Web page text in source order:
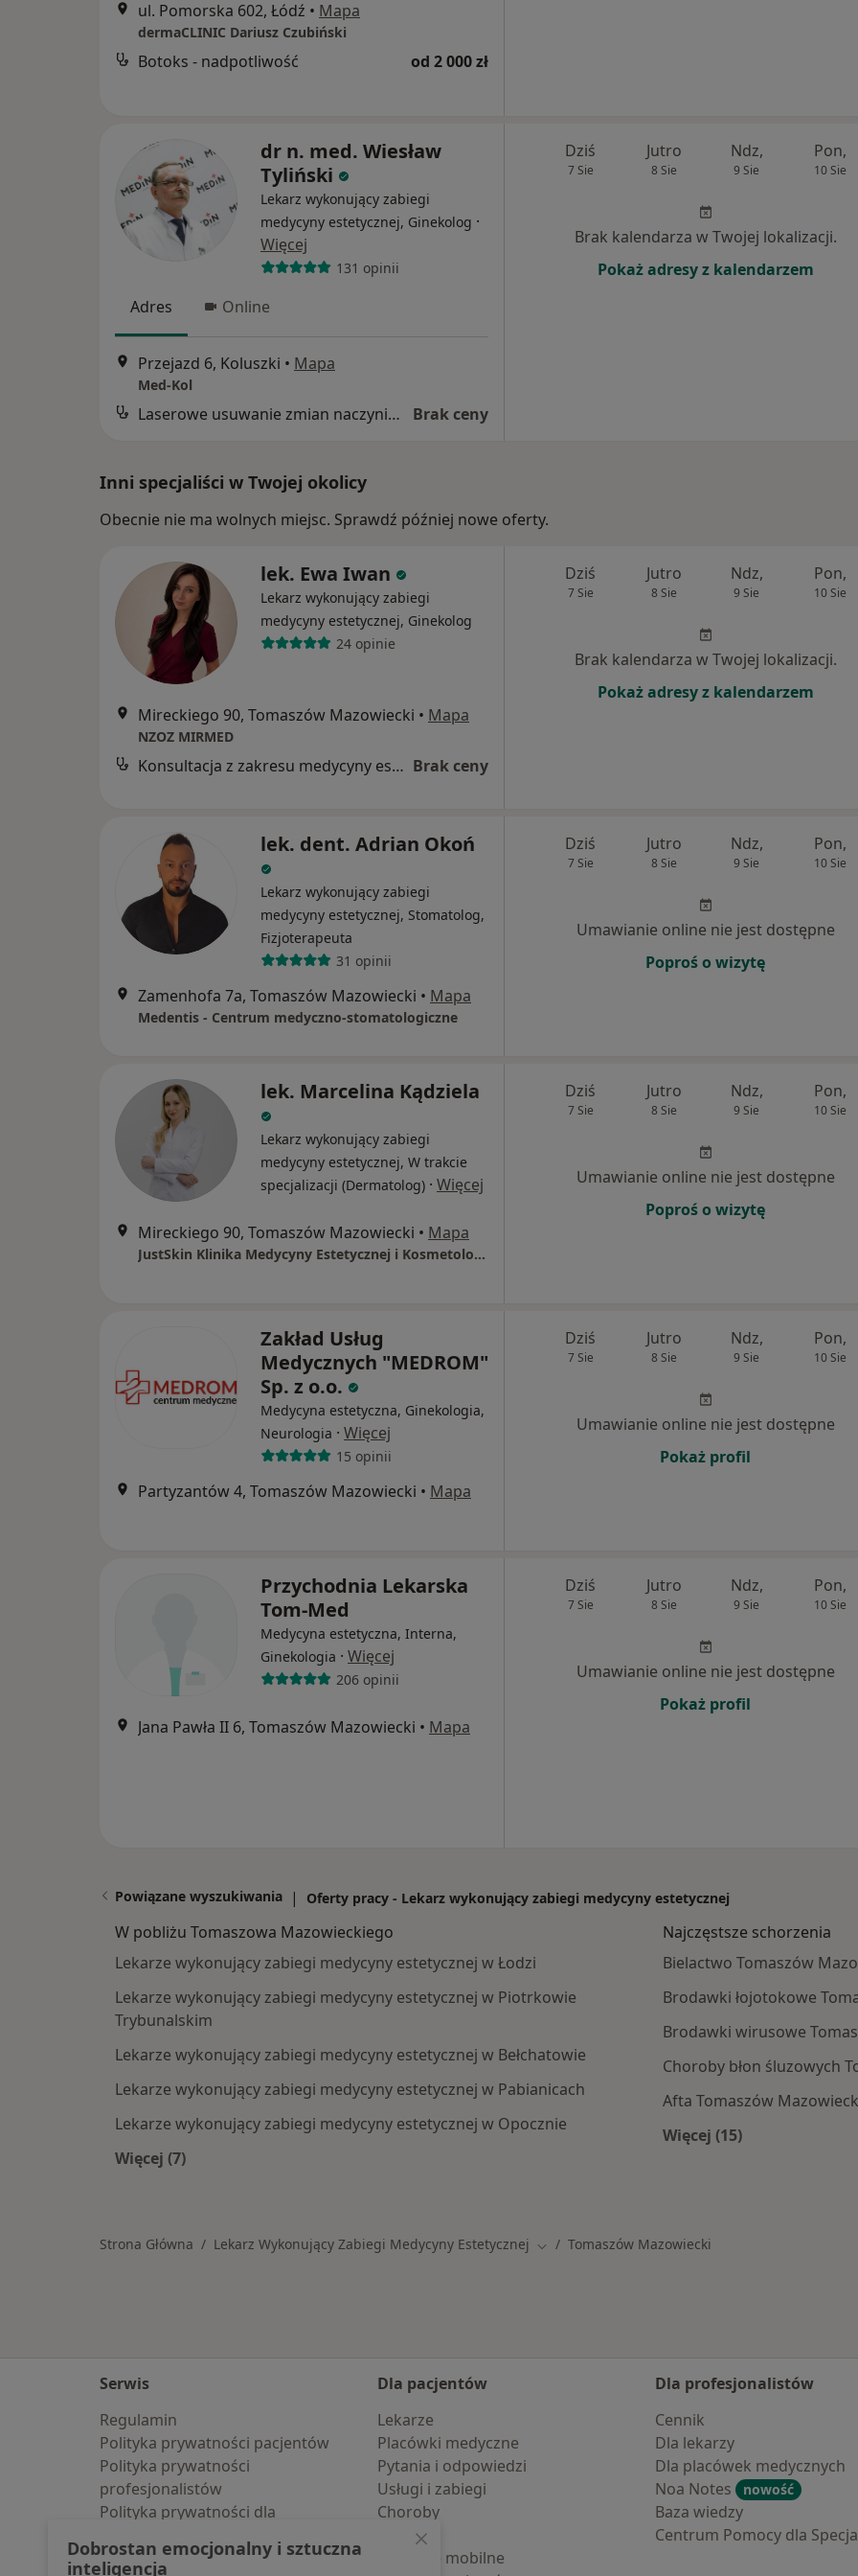
ul. Pomorska 602, Łódź • Mapa
dermaCLINIC Dariusz Czubiński
Botoks - nadpotliwość od 2 000 zł
dr n. med. Wiesław
Tyliński
Lekarz wykonujący zabiegi
medycyny estetycznej, Ginekolog ·
Więcej
131 opinii
Adres Online
Przejazd 6, Koluszki • Mapa
Med-Kol
Laserowe usuwanie zmian naczyniowych Brak ceny
Dziś
7 Sie
Jutro
8 Sie
Ndz,
9 Sie
Pon,
10 Sie
Brak kalendarza w Twojej lokalizacji.
Pokaż adresy z kalendarzem
Inni specjaliści w Twojej okolicy
Obecnie nie ma wolnych miejsc. Sprawdź później nowe oferty.
lek. Ewa Iwan
Lekarz wykonujący zabiegi
medycyny estetycznej, Ginekolog
24 opinie
Mireckiego 90, Tomaszów Mazowiecki • Mapa
NZOZ MIRMED
Konsultacja z zakresu medycyny estetycznej Brak ceny
Dziś
7 Sie
Jutro
8 Sie
Ndz,
9 Sie
Pon,
10 Sie
Brak kalendarza w Twojej lokalizacji.
Pokaż adresy z kalendarzem
lek. dent. Adrian Okoń
Lekarz wykonujący zabiegi
medycyny estetycznej, Stomatolog,
Fizjoterapeuta
31 opinii
Zamenhofa 7a, Tomaszów Mazowiecki • Mapa
Medentis - Centrum medyczno-stomatologiczne
Dziś
7 Sie
Jutro
8 Sie
Ndz,
9 Sie
Pon,
10 Sie
Umawianie online nie jest dostępne
Poproś o wizytę
lek. Marcelina Kądziela
Lekarz wykonujący zabiegi
medycyny estetycznej, W trakcie
specjalizacji (Dermatolog) · Więcej
Mireckiego 90, Tomaszów Mazowiecki • Mapa
JustSkin Klinika Medycyny Estetycznej i Kosmetologii
Dziś
7 Sie
Jutro
8 Sie
Ndz,
9 Sie
Pon,
10 Sie
Umawianie online nie jest dostępne
Poproś o wizytę
Zakład Usług
Medycznych "MEDROM"
Sp. z o.o.
Medycyna estetyczna, Ginekologia,
Neurologia · Więcej
15 opinii
Partyzantów 4, Tomaszów Mazowiecki • Mapa
Dziś
7 Sie
Jutro
8 Sie
Ndz,
9 Sie
Pon,
10 Sie
Umawianie online nie jest dostępne
Pokaż profil
Przychodnia Lekarska
Tom-Med
Medycyna estetyczna, Interna,
Ginekologia · Więcej
206 opinii
Jana Pawła II 6, Tomaszów Mazowiecki • Mapa
Dziś
7 Sie
Jutro
8 Sie
Ndz,
9 Sie
Pon,
10 Sie
Umawianie online nie jest dostępne
Pokaż profil
Powiązane wyszukiwania | Oferty pracy - Lekarz wykonujący zabiegi medycyny estetycznej
W pobliżu Tomaszowa Mazowieckiego
Lekarze wykonujący zabiegi medycyny estetycznej w Łodzi
Lekarze wykonujący zabiegi medycyny estetycznej w Piotrkowie
Trybunalskim
Lekarze wykonujący zabiegi medycyny estetycznej w Bełchatowie
Lekarze wykonujący zabiegi medycyny estetycznej w Pabianicach
Lekarze wykonujący zabiegi medycyny estetycznej w Opocznie
Więcej (7)
Najczęstsze schorzenia
Bielactwo Tomaszów
Brodawki łojotokowe
Brodawki wirusowe
Choroby błon śluzowych
Afta Tomaszów
Więcej (15)
Strona Główna Lekarz Wykonujący Zabiegi Medycyny Estetycznej Zmień miasto
Tomaszów Mazowiecki
Serwis
Regulamin
Polityka prywatności pacjentów
Polityka prywatności
profesjonalistów
Polityka prywatności dla
pozyskaliśmy samodzielnie
Dla pacjentów
Lekarze
Placówki medyczne
Pytania i odpowiedzi
Usługi i zabiegi
Choroby
Pomoc
Aplikacje mobilne
Dla profesjonalistów
Cennik
Dla lekarzy
Dla placówek medycznych
Noa Notes
nowość
Baza wiedzy
Centrum Pomocy dla
Dobrostan emocjonalny i sztuczna
inteligencja